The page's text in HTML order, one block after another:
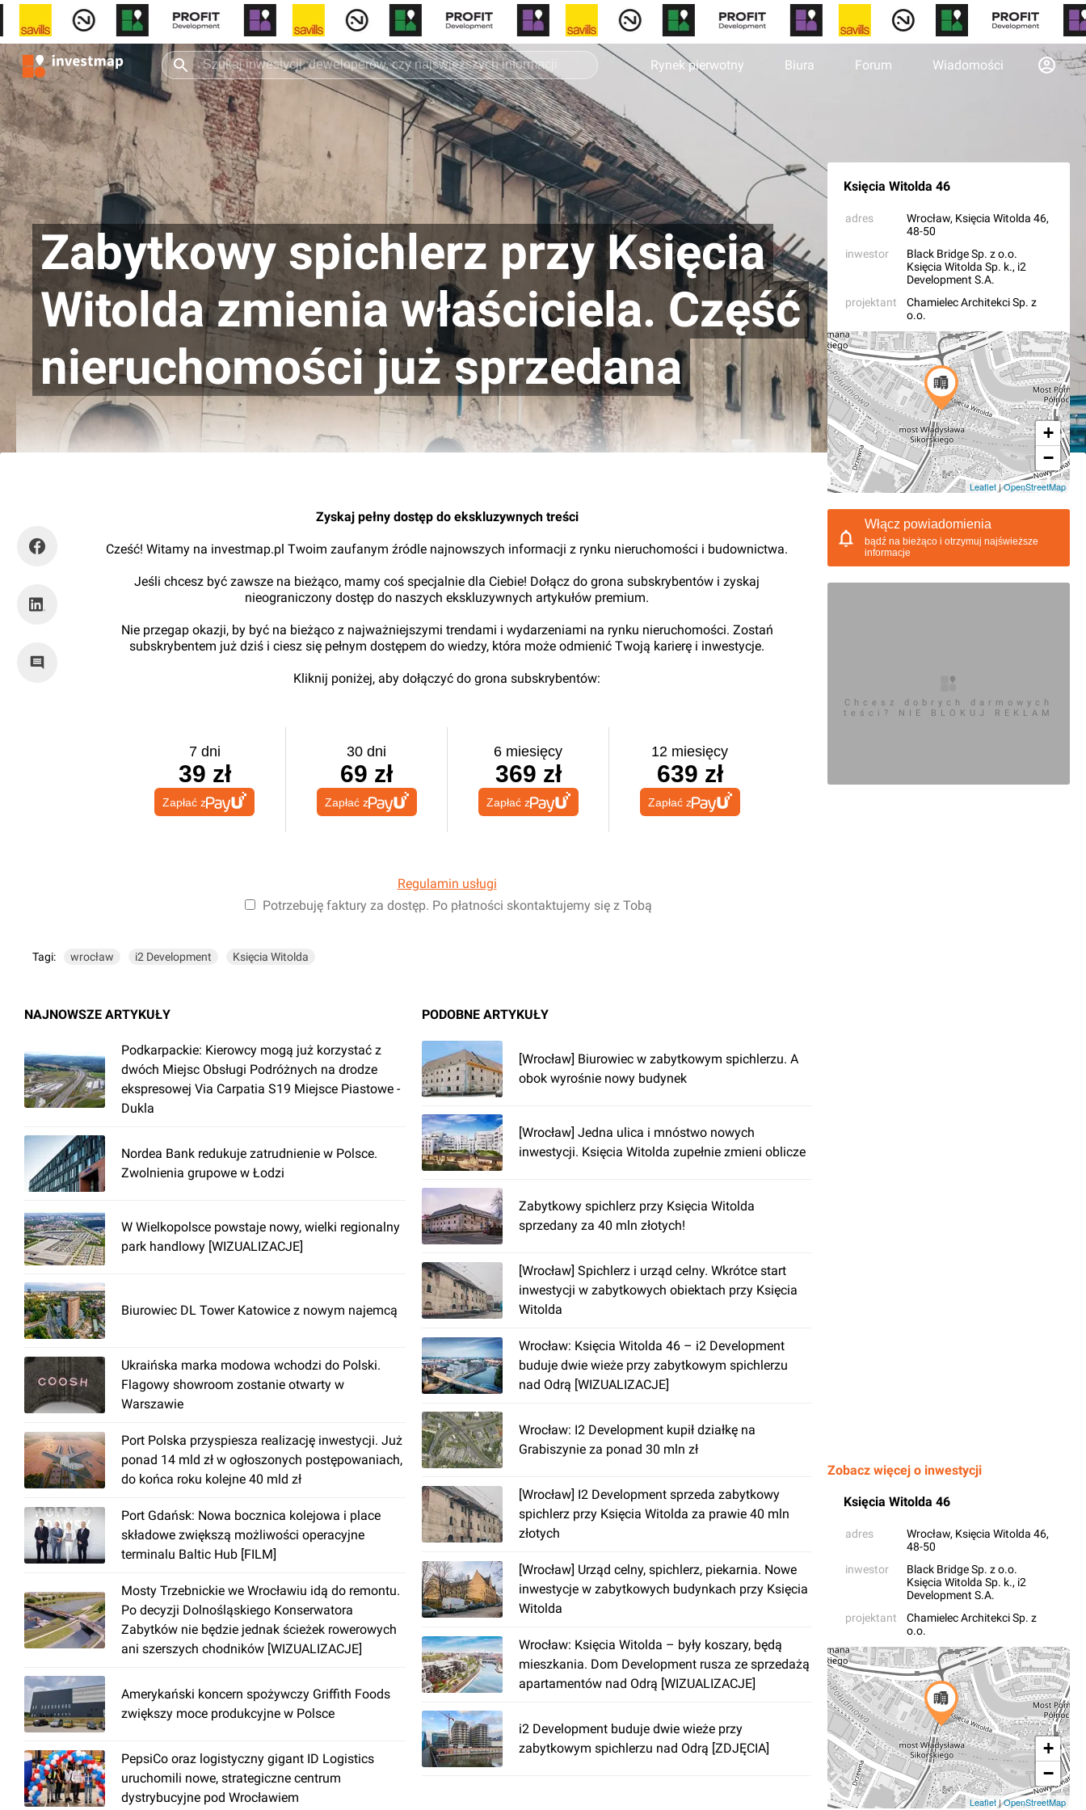
Rynek pierwotny Biura Forum Wiadomości
Zabytkowy spichlerz przy Księcia
Witolda zmienia właściciela. Część
nieruchomości już sprzedana
Księcia Witolda 46
adres Wrocław, Księcia Witolda 46,
48-50
inwestor
Black Bridge Sp. z o.o.
Księcia Witolda Sp. k., i2
Development S.A.
projektant
Chamielec Architekci Sp. z
o.o.
+
−
Leaflet|OpenStreetMap
Zyskaj pełny dostęp do ekskluzywnych treści
Cześć! Witamy na investmap.pl Twoim zaufanym źródle najnowszych informacji z rynku nieruchomości i budownictwa.
Jeśli chcesz być zawsze na bieżąco, mamy coś specjalnie dla Ciebie! Dołącz do grona subskrybentów i zyskaj
nieograniczony dostęp do naszych ekskluzywnych artykułów premium.
Nie przegap okazji, by być na bieżąco z najważniejszymi trendami i wydarzeniami na rynku nieruchomości. Zostań
subskrybentem już dziś i ciesz się pełnym dostępem do wiedzy, która może odmienić Twoją karierę i inwestycje.
Kliknij poniżej, aby dołączyć do grona subskrybentów:
7 dni
39 zł
Zapłać z
30 dni
69 zł
Zapłać z
6 miesięcy
369 zł
Zapłać z
12 miesięcy
639 zł
Zapłać z
Regulamin usługi
Potrzebuję faktury za dostęp. Po płatności skontaktujemy się z Tobą
Tagi: wrocław i2 Development Księcia Witolda
NAJNOWSZE ARTYKUŁY
Podkarpackie: Kierowcy mogą już korzystać z
dwóch Miejsc Obsługi Podróżnych na drodze
ekspresowej Via Carpatia S19 Miejsce Piastowe -
Dukla
Nordea Bank redukuje zatrudnienie w Polsce.
Zwolnienia grupowe w Łodzi
W Wielkopolsce powstaje nowy, wielki regionalny
park handlowy [WIZUALIZACJE]
Biurowiec DL Tower Katowice z nowym najemcą
Ukraińska marka modowa wchodzi do Polski.
Flagowy showroom zostanie otwarty w
Warszawie
Port Polska przyspiesza realizację inwestycji. Już
ponad 14 mld zł w ogłoszonych postępowaniach,
do końca roku kolejne 40 mld zł
Port Gdańsk: Nowa bocznica kolejowa i place
składowe zwiększą możliwości operacyjne
terminalu Baltic Hub [FILM]
Mosty Trzebnickie we Wrocławiu idą do remontu.
Po decyzji Dolnośląskiego Konserwatora
Zabytków nie będzie jednak ścieżek rowerowych
ani szerszych chodników [WIZUALIZACJE]
Amerykański koncern spożywczy Griffith Foods
zwiększy moce produkcyjne w Polsce
PepsiCo oraz logistyczny gigant ID Logistics
uruchomili nowe, strategiczne centrum
dystrybucyjne pod Wrocławiem
PODOBNE ARTYKUŁY
[Wrocław] Biurowiec w zabytkowym spichlerzu. A
obok wyrośnie nowy budynek
[Wrocław] Jedna ulica i mnóstwo nowych
inwestycji. Księcia Witolda zupełnie zmieni oblicze
Zabytkowy spichlerz przy Księcia Witolda
sprzedany za 40 mln złotych!
[Wrocław] Spichlerz i urząd celny. Wkrótce start
inwestycji w zabytkowych obiektach przy Księcia
Witolda
Wrocław: Księcia Witolda 46 – i2 Development
buduje dwie wieże przy zabytkowym spichlerzu
nad Odrą [WIZUALIZACJE]
Wrocław: I2 Development kupił działkę na
Grabiszynie za ponad 30 mln zł
[Wrocław] I2 Development sprzeda zabytkowy
spichlerz przy Księcia Witolda za prawie 40 mln
złotych
[Wrocław] Urząd celny, spichlerz, piekarnia. Nowe
inwestycje w zabytkowych budynkach przy Księcia
Witolda
Wrocław: Księcia Witolda – były koszary, będą
mieszkania. Dom Development rusza ze sprzedażą
apartamentów nad Odrą [WIZUALIZACJE]
i2 Development buduje dwie wieże przy
zabytkowym spichlerzu nad Odrą [ZDJĘCIA]
Włącz powiadomienia
bądź na bieżąco i otrzymuj najświeższe
informacje
Chcesz dobrych darmowych
teści? NIE BLOKUJ REKLAM
Zobacz więcej o inwestycji
Księcia Witolda 46
adres Wrocław, Księcia Witolda 46,
48-50
inwestor
Black Bridge Sp. z o.o.
Księcia Witolda Sp. k., i2
Development S.A.
projektant
Chamielec Architekci Sp. z
o.o.
+
−
Leaflet|OpenStreetMap